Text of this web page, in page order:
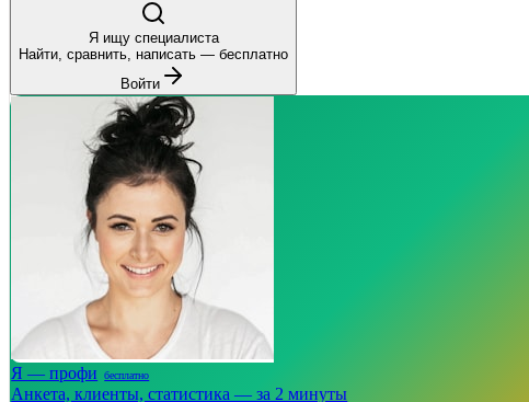
Я ищу специалиста
Найти, сравнить, написать — бесплатно
Войти
Я — профи бесплатно
Анкета, клиенты, статистика — за 2 минуты